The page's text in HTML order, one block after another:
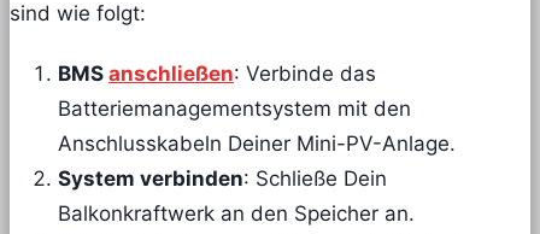
sind wie folgt:
BMS anschließen: Verbinde das
Batteriemanagementsystem mit den
Anschlusskabeln Deiner Mini-PV-Anlage.
System verbinden: Schließe Dein
Balkonkraftwerk an den Speicher an.